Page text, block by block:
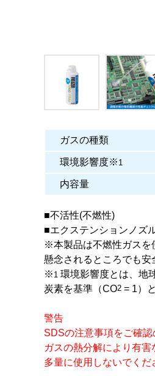
ガスの種類
環境影響度※ 1
内容量
■不活性(不燃性)
■エクステンションノズ
※本製品は不燃性ガスを
懸念されるところでも安
※ 1 環境影響度とは、地
炭素を基準（CO2 = 1）
警告
SDSの注意事項をご確認
ガスの熱分解により有
多量に使用しないでくだ